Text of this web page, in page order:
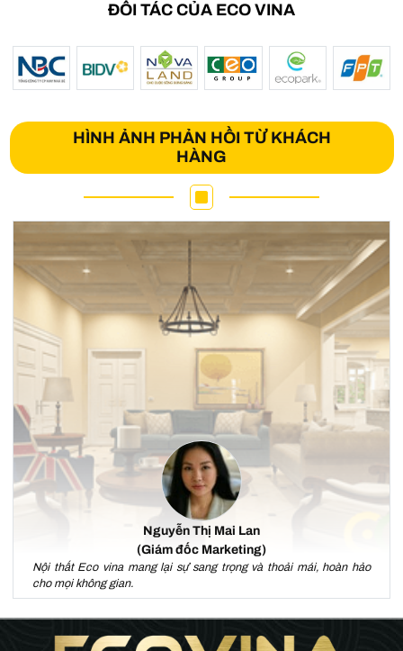
ĐỐI TÁC CỦA ECO VINA
HÌNH ẢNH PHẢN HỒI TỪ KHÁCH
HÀNG
Nguyễn Thị Mai Lan
(Giám đốc Marketing)
Nội thất Eco vina mang lại sự sang trọng và thoải mái, hoàn hảo
cho mọi không gian.